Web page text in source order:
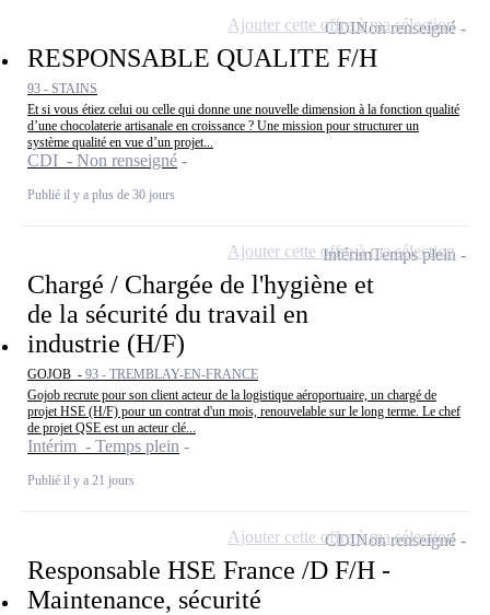
RESPONSABLE QUALITE F/H
93 - STAINS
Et si vous étiez celui ou celle qui donne une nouvelle dimension à la fonction qualité
d’une chocolaterie artisanale en croissance ? Une mission pour structurer un
système qualité en vue d’un projet...
CDI - Non renseigné
Publié il y a plus de 30 jours
CDINon renseigné
Ajouter cette offre à ma sélection
Chargé / Chargée de l'hygiène et
de la sécurité du travail en
industrie (H/F)
GOJOB - 93 - TREMBLAY-EN-FRANCE
Gojob recrute pour son client acteur de la logistique aéroportuaire, un chargé de
projet HSE (H/F) pour un contrat d'un mois, renouvelable sur le long terme. Le chef
de projet QSE est un acteur clé...
Intérim - Temps plein
Publié il y a 21 jours
IntérimTemps plein
Ajouter cette offre à ma sélection
Responsable HSE France /D F/H -
Maintenance, sécurité
CDINon renseigné
Ajouter cette offre à ma sélection